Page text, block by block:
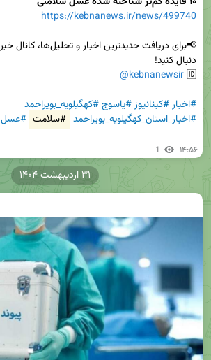
https://kebnanews.ir/news/499740
🆔
@kebnanewsir
#اخبار#کبنانیوز#یاسوج#کهگیلویه_بویراحمد
#اخبار_استان_کهگیلویه_بویراحمد #سلامت #عسل
1 ۱۴:۵۶
۳۱ اردیبهشت ۱۴۰۴